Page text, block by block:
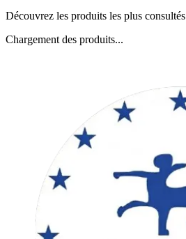
Découvrez les produits les plus consultés
Chargement des produits...